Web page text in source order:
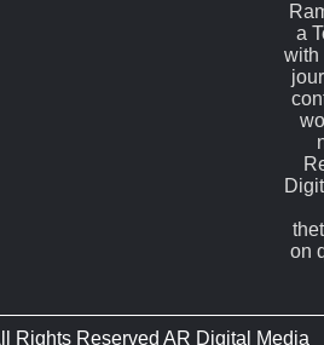
a
with
on
Rights Reserved AR Digital Media